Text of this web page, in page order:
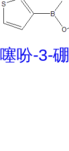
噻吩-3-